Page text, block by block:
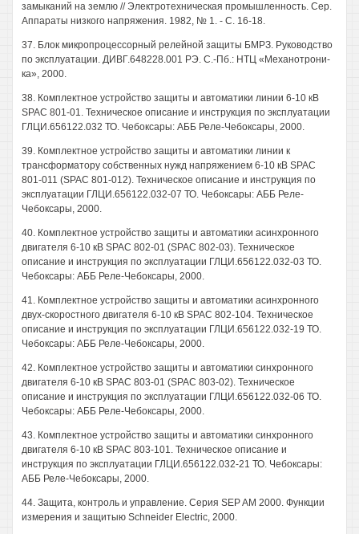
замыканий на землю // Электротехническая промышленность. Сер.
Аппараты низкого напряжения. 1982, № 1. - С. 16-18.
37. Блок микропроцессорный релейной защиты БМРЗ. Руководство
по эксплуатации. ДИВГ.648228.001 РЭ. С.-Пб.: НТЦ «Механотрони-
ка», 2000.
38. Комплектное устройство защиты и автоматики линии 6-10 кВ
SPAC 801-01. Техническое описание и инструкция по эксплуатации
ГЛЦИ.656122.032 ТО. Чебоксары: АББ Реле-Чебоксары, 2000.
39. Комплектное устройство защиты и автоматики линии к
трансформатору собственных нужд напряжением 6-10 кВ SPAC
801-011 (SPAC 801-012). Техническое описание и инструкция по
эксплуатации ГЛЦИ.656122.032-07 ТО. Чебоксары: АББ Реле-
Чебоксары, 2000.
40. Комплектное устройство защиты и автоматики асинхронного
двигателя 6-10 кВ SPAC 802-01 (SPAC 802-03). Техническое
описание и инструкция по эксплуатации ГЛЦИ.656122.032-03 ТО.
Чебоксары: АББ Реле-Чебоксары, 2000.
41. Комплектное устройство защиты и автоматики асинхронного
двух-скоростного двигателя 6-10 кВ SPAC 802-104. Техническое
описание и инструкция по эксплуатации ГЛЦИ.656122.032-19 ТО.
Чебоксары: АББ Реле-Чебоксары, 2000.
42. Комплектное устройство защиты и автоматики синхронного
двигателя 6-10 кВ SPAC 803-01 (SPAC 803-02). Техническое
описание и инструкция по эксплуатации ГЛЦИ.656122.032-06 ТО.
Чебоксары: АББ Реле-Чебоксары, 2000.
43. Комплектное устройство защиты и автоматики синхронного
двигателя 6-10 кВ SPAC 803-101. Техническое описание и
инструкция по эксплуатации ГЛЦИ.656122.032-21 ТО. Чебоксары:
АББ Реле-Чебоксары, 2000.
44. Защита, контроль и управление. Серия SEP AM 2000. Функции
измерения и защитыю Schneider Electric, 2000.